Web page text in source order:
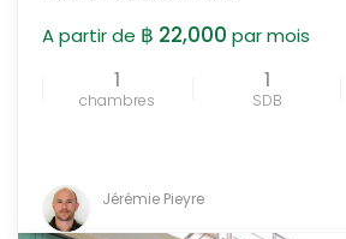
A partir de ฿ 22,000 par mois
1
chambres
1
SDB
Jérémie Pieyre